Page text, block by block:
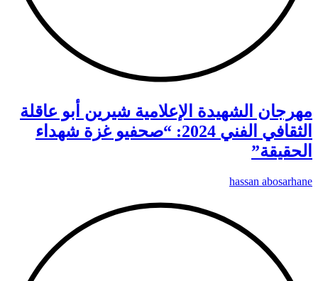
مهرجان الشهيدة الإعلامية شيرين أبو عاقلة
الثقافي الفني 2024: “صحفيو غزة شهداء
الحقيقة”
hassan abosarhane